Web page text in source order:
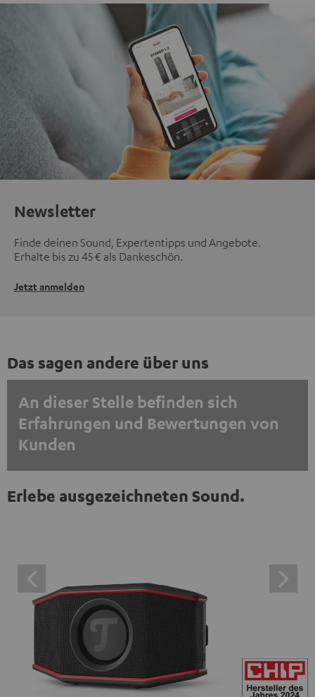
Newsletter
Finde deinen Sound, Expertentipps und Angebote.
Erhalte bis zu 45 € als Dankeschön.
Jetzt anmelden
Das sagen andere über uns
An dieser Stelle befinden sich
Erfahrungen und Bewertungen von
Kunden
EINMALIG ZUSTIMMEN UND ANZEIGEN
werden. Mit dem Anklicken des Inhalts wird zugestimmt,
dass externe Inhalte angezeigt werden. Dabei können
personenbezogene Daten an Drittplattformen
übermittelt werden.
Weitere Informationen sind in der
Datenschutzerklärung unter I zu finden
Erlebe ausgezeichneten Sound.